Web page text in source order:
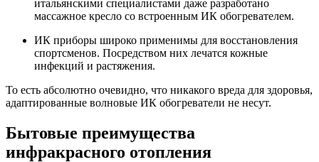
итальянскими специалистами даже разработано
массажное кресло со встроенным ИК обогревателем.
ИК приборы широко применимы для восстановления
спортсменов. Посредством них лечатся кожные
инфекций и растяжения.
То есть абсолютно очевидно, что никакого вреда для здоровья,
адаптированные волновые ИК обогреватели не несут.
Бытовые преимущества
инфракрасного отопления